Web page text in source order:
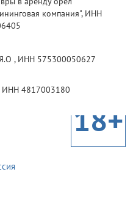
компания", ИНН
, ИНН 575300050627
ИНН 4817003180
18+